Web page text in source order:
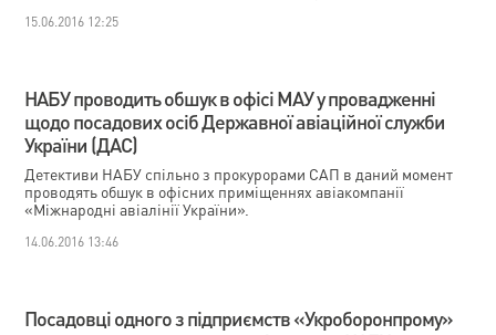
15.06.2016 12:25
НАБУ проводить обшук в офісі МАУ у провадженні
щодо посадових осіб Державної авіаційної служби
України (ДАС)
Детективи НАБУ спільно з прокурорами САП в даний момент
проводять обшук в офісних приміщеннях авіакомпанії
«Міжнародні авіалінії України».
14.06.2016 13:46
Посадовці одного з підприємств «Укроборонпрому»